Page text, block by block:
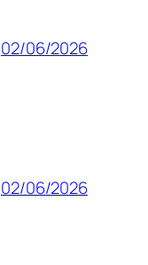
02/06/2026
02/06/2026